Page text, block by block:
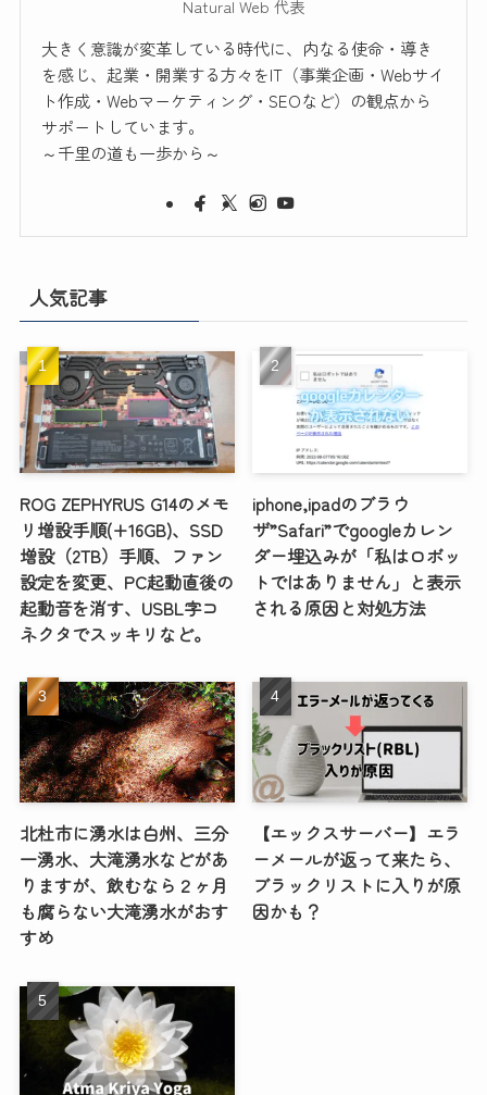
Natural Web 代表
大きく意識が変革している時代に、内なる使命・導き
を感じ、起業・開業する方々をIT（事業企画・Webサイ
ト作成・Webマーケティング・SEOなど）の観点から
サポートしています。
～千里の道も一歩から～
人気記事
ROG ZEPHYRUS G14のメモ
リ増設手順(+16GB)、SSD
増設（2TB）手順、ファン
設定を変更、PC起動直後の
起動音を消す、USBL字コ
ネクタでスッキリなど。
iphone,ipadのブラウ
ザ”Safari”でgoogleカレン
ダー埋込みが「私はロボッ
トではありません」と表示
される原因と対処方法
北杜市に湧水は白州、三分
一湧水、大滝湧水などがあ
りますが、飲むなら２ヶ月
も腐らない大滝湧水がおす
すめ
【エックスサーバー】エラ
ーメールが返って来たら、
ブラックリストに入りが原
因かも？